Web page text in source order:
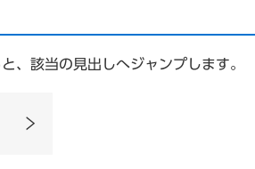
、該当の見出しへジャンプします。